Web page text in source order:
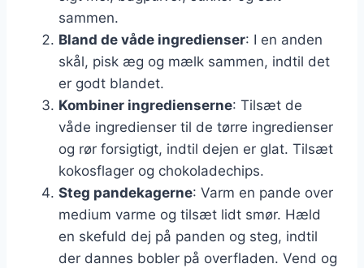
sammen.
Bland de våde ingredienser: I en anden
skål, pisk æg og mælk sammen, indtil det
er godt blandet.
Kombiner ingredienserne: Tilsæt de
våde ingredienser til de tørre ingredienser
og rør forsigtigt, indtil dejen er glat. Tilsæt
kokosflager og chokoladechips.
Steg pandekagerne: Varm en pande over
medium varme og tilsæt lidt smør. Hæld
en skefuld dej på panden og steg, indtil
der dannes bobler på overfladen. Vend og